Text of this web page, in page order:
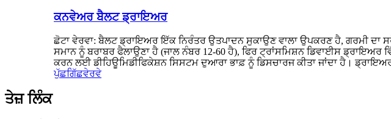
ਕਨਵੇਅਰ ਬੈਲਟ ਡ੍ਰਾਇਅਰ
ਛੋਟਾ ਵੇਰਵਾ: ਬੈਲਟ ਡ੍ਰਾਇਅਰ ਇੱਕ ਨਿਰੰਤਰ ਉਤਪਾਦਨ ਸੁਕਾਉਣ ਵਾਲਾ ਉਪਕਰਣ ਹੈ, ਗਰਮੀ ਦਾ
ਸਮਾਨ ਨੂੰ ਬਰਾਬਰ ਫੈਲਾਉਣਾ ਹੈ (ਜਾਲ ਨੰਬਰ 12-60 ਹੈ), ਫਿਰ ਟ੍ਰਾਂਸਮਿਸ਼ਨ ਡਿਵਾਈਸ
ਕਰਨ ਲਈ ਡੀਹਿਊਮਿਡੀਫਿਕੇਸ਼ਨ ਸਿਸਟਮ ਦੁਆਰਾ ਭਾਫ਼ ਨੂੰ ਡਿਸਚਾਰਜ ਕੀਤਾ ਜਾਂਦਾ ਹੈ।
ਪੁੱਛਗਿੱਛਵੇਰਵੇ
ਤੇਜ਼ ਲਿੰਕ